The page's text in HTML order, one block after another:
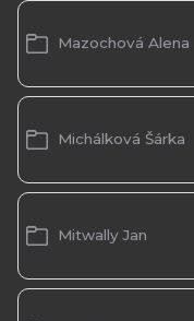
Mazochová Alena
Michálková Šárka
Mitwally Jan